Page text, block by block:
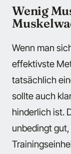
Wenig
Wenn man
effektivste
tatsächlich
sollte auch
hinderlich ist.
unbedingt